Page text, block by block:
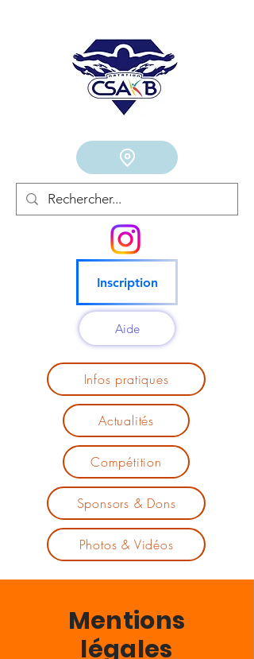
Inscription
Aide
Infos pratiques
Actualités
Compétition
Sponsors & Dons
Photos & Vidéos
Mentions
légales